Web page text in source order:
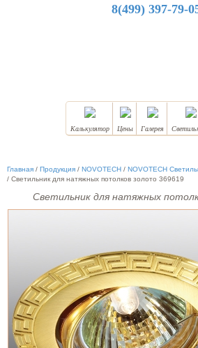
8(499) 397-79-
Калькулятор Цены Галерея
Главная / Продукция / NOVOTECH / NOVOTECH
/ Светильник для натяжных потолков золото 369619
Светильник для натяжных